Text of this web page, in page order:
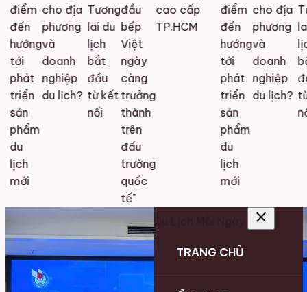
điểm
đến
hướng
tới
phát
triển
sản
phẩm
du
lịch
mới
cho địa
phương
và
doanh
nghiệp
du lịch?
Tương
lai du
lịch
bắt
đầu
từ kết
nối
đầu
bếp
Việt
ngày
càng
trưởng
thành
trên
đấu
trường
quốc
tế"
cao cấp
TP.HCM
điểm
đến
hướng
tới
phát
triển
sản
phẩm
du
lịch
mới
cho địa
phương
và
doanh
nghiệp
du lịch?
lai
lịch
bắt
từ
nối
close
TRANG CHỦ